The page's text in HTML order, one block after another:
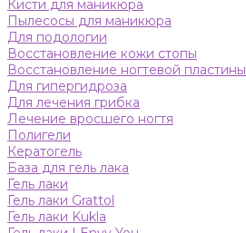
Кисти для маникюра
Пылесосы для маникюра
Для подологии
Восстановление кожи стопы
Восстановление ногтевой пластины
Для гипергидроза
Для лечения грибка
Лечение вросшего ногтя
Полигели
Кератогель
База для гель лака
Гель лаки
Гель лаки Grattol
Гель лаки Kukla